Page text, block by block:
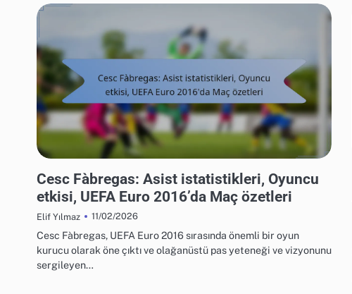
Cesc Fàbregas: Asist istatistikleri, Oyuncu
etkisi, UEFA Euro 2016’da Maç özetleri
Elif Yılmaz 11/02/2026
Cesc Fàbregas, UEFA Euro 2016 sırasında önemli bir oyun
kurucu olarak öne çıktı ve olağanüstü pas yeteneği ve vizyonunu
sergileyen…